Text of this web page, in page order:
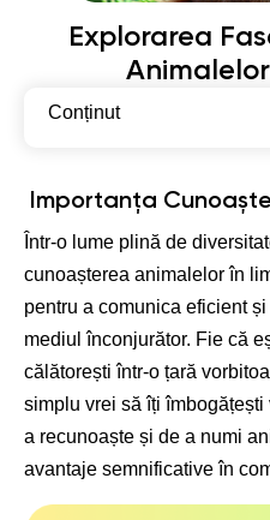
Explorarea
Conținut
Categorii Diverse de
Exemple de Animale
Cuvinte Utile pentru
Descoperă Minunata
Limba Engleză
Vocabular Util pentru
Diversitatea Uimitoare a
Importanța
Într-o lume plină de
cunoașterea animalelor în
pentru a comunica eficient
mediul înconjurător. Fie că
călătorești într-o țară
simplu vrei să îți
a recunoaște și de a numi
avantaje semnificative în